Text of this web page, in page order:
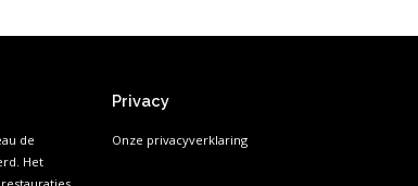
de
Het
Privacy
Onze privacyverklaring